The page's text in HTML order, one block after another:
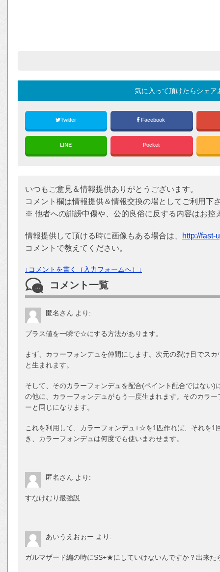
気に入って頂けたらシェア
Twitter Facebook
LINE Pocket
いつもご意見＆情報提供ありがとうございます。
コメント欄は情報提供＆情報交換の場としてご利用下
※ 他者への誹謗中傷や、公的良俗に反する内容はお控
情報提供して頂ける時に画像もある場合は、
http://fast-
コメントで教えてください。
↓コメントを書く（入力フォームへ）↓
コメント一覧
匿名さん より:
プラス値を一瞬で☆にする方法があります。
まず、カラーフォンデュを仲間にします。次元の裂け目でス
と生まれます。
そして、そのカラーフォンデュを配合(ペイント配合ではない
の他に、カラーフォンデュがもう一度生まれます。そのカラ
ーと同じになります。
これを利用して、カラーフォンデュ+☆を1匹作れば、それを
き、カラーフォンデュは何度でも使いまわせます。
匿名さん より:
すなけむり最強説
あいうえおぉー より:
ガルマザード編の時にSS+★にしていけないんですか？出来た